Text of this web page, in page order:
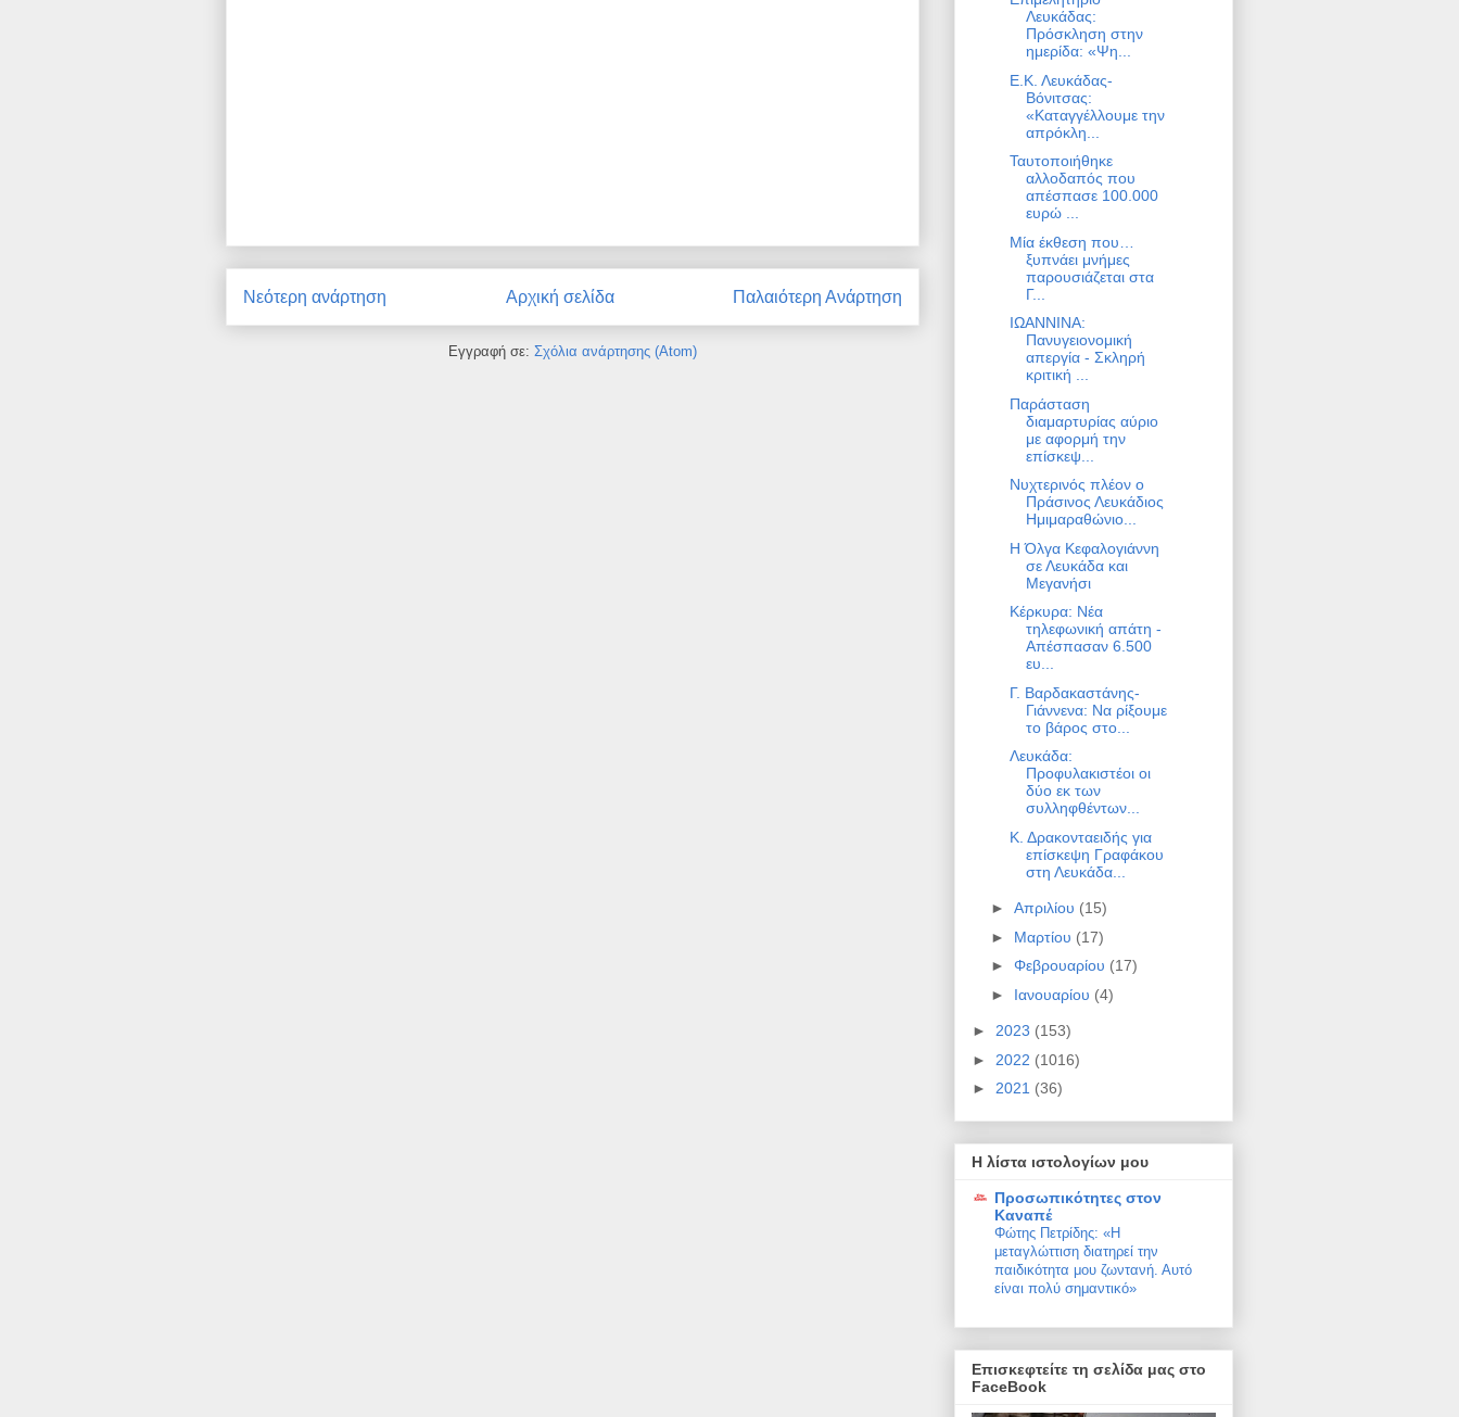
Νεότερη ανάρτηση Παλαιότερη Ανάρτηση
Αρχική σελίδα
Εγγραφή σε: Σχόλια ανάρτησης (Atom)
Λευκάδας:
Πρόσκληση στην
ημερίδα: «Ψη...
Ε.Κ. Λευκάδας-
Βόνιτσας:
«Καταγγέλλουμε την
απρόκλη...
Ταυτοποιήθηκε
αλλοδαπός που
απέσπασε 100.000
ευρώ ...
Μία έκθεση που…
ξυπνάει μνήμες
παρουσιάζεται στα
Γ...
ΙΩΑΝΝΙΝΑ:
Πανυγειονομική
απεργία - Σκληρή
κριτική ...
Παράσταση
διαμαρτυρίας αύριο
με αφορμή την
επίσκεψ...
Νυχτερινός πλέον ο
Πράσινος Λευκάδιος
Ημιμαραθώνιο...
Η Όλγα Κεφαλογιάννη
σε Λευκάδα και
Μεγανήσι
Κέρκυρα: Νέα
τηλεφωνική απάτη -
Απέσπασαν 6.500
ευ...
Γ. Βαρδακαστάνης-
Γιάννενα: Να ρίξουμε
το βάρος στο...
Λευκάδα:
Προφυλακιστέοι οι
δύο εκ των
συλληφθέντων...
Κ. Δρακονταειδής για
επίσκεψη Γραφάκου
στη Λευκάδα...
► Απριλίου (15)
► Μαρτίου (17)
► Φεβρουαρίου (17)
► Ιανουαρίου (4)
► 2023 (153)
► 2022 (1016)
► 2021 (36)
Η λίστα ιστολογίων μου
Προσωπικότητες στον
Καναπέ
Φώτης Πετρίδης: «Η
μεταγλώττιση διατηρεί την
παιδικότητα μου ζωντανή. Αυτό
είναι πολύ σημαντικό»
Επισκεφτείτε τη σελίδα μας στο
FaceBook